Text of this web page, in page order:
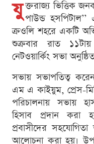
যু ক্তরাজ্য ভিত্তিক
পাউন্ড
ক্রওলি শহরে একটি
শুক্রবার রাত
নেটওয়ার্কিং সভা
সভায় সভাপতিত্ব করেন
এম এ কাইয়ুম, প্রেস-
পরিচালনায় সভায়
হিসাব প্রদান করা
প্রবাসীদের
আলোচনা করা হয়।